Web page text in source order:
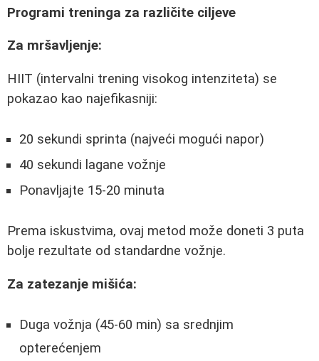
Programi treninga za različite ciljeve
Za mršavljenje:
HIIT (intervalni trening visokog intenziteta) se
pokazao kao najefikasniji:
20 sekundi sprinta (najveći mogući napor)
40 sekundi lagane vožnje
Ponavljajte 15-20 minuta
Prema iskustvima, ovaj metod može doneti 3 puta
bolje rezultate od standardne vožnje.
Za zatezanje mišića:
Duga vožnja (45-60 min) sa srednjim
opterećenjem